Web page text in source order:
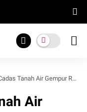
Air Gempur Rockin Noizee 2018 Purwokerto
Air